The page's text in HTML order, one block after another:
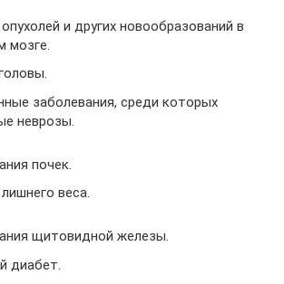
и других новообразований в
мозге.
заболевания, среди которых
неврозы.
почек.
веса.
щитовидной железы.
диабет.